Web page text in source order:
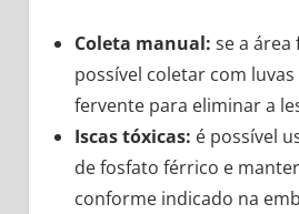
Coleta manual: se a área
possível coletar com luvas
fervente para eliminar a
Iscas tóxicas: é possível
de fosfato férrico e
conforme indicado na